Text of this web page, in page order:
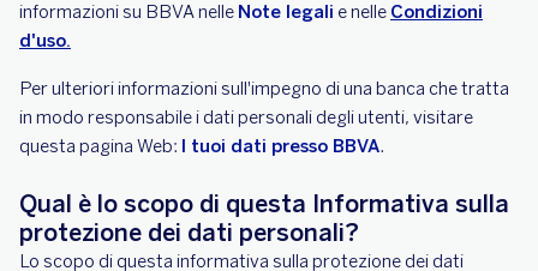
informazioni su BBVA nelle Note legali e nelle Condizioni
d'uso.
Per ulteriori informazioni sull'impegno di una banca che tratta
in modo responsabile i dati personali degli utenti, visitare
questa pagina Web: I tuoi dati presso BBVA.
Qual è lo scopo di questa Informativa sulla
protezione dei dati personali?
Lo scopo di questa informativa sulla protezione dei dati